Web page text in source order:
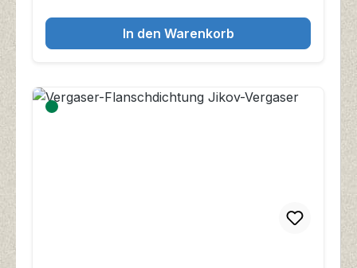
In den Warenkorb